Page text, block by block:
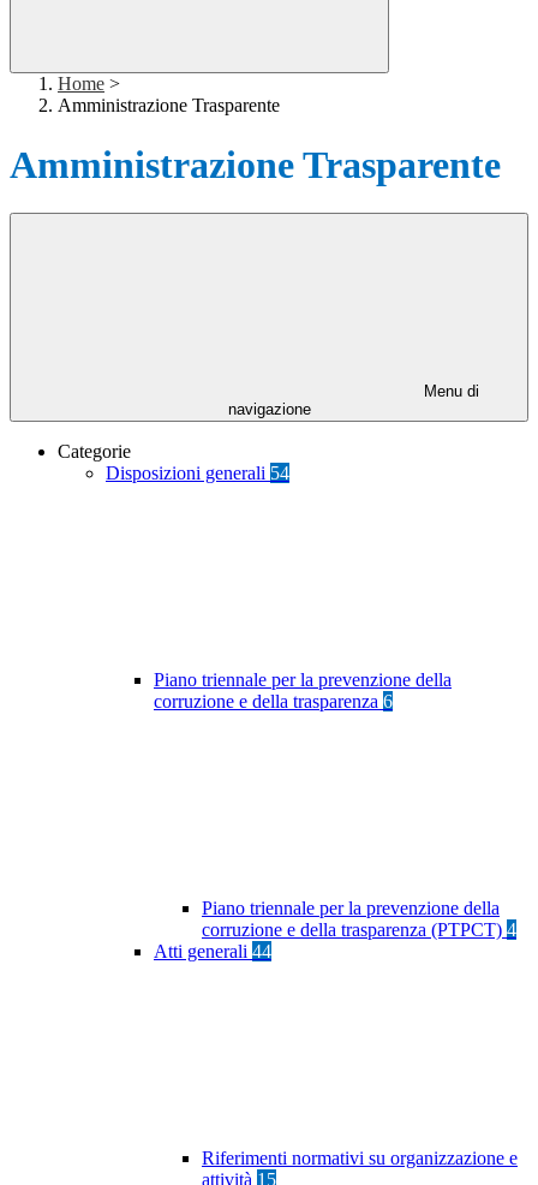
Home >
Amministrazione Trasparente
Amministrazione Trasparente
Menu di
navigazione
Categorie
Disposizioni generali 54
Piano triennale per la prevenzione della
corruzione e della trasparenza 6
Piano triennale per la prevenzione della
corruzione e della trasparenza (PTPCT) 4
Atti generali 44
Riferimenti normativi su organizzazione e
attività 15